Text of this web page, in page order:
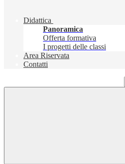
Didattica
Panoramica
Offerta formativa
I progetti delle classi
Area Riservata
Contatti